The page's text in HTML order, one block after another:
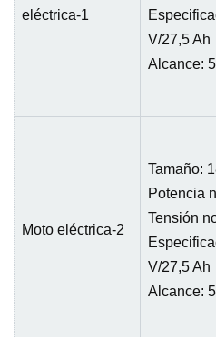
eléctrica-1
V/27,5 Ah
Alcance:
Moto eléctrica-2
Tamaño:
Potencia
Tensión
V/27,5 Ah
Alcance: